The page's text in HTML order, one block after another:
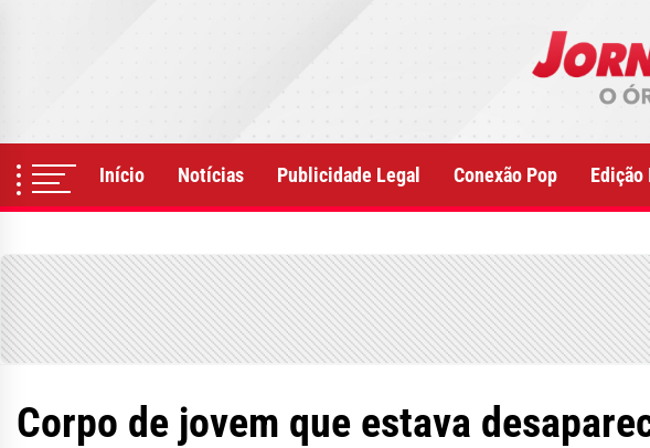
Início Notícias Publicidade Legal Conexão Pop Edição
Corpo de jovem que estava